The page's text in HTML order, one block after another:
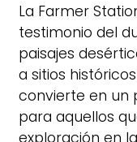
La Farmer
testimonio del
paisajes
a sitios
convierte en un
para aquellos